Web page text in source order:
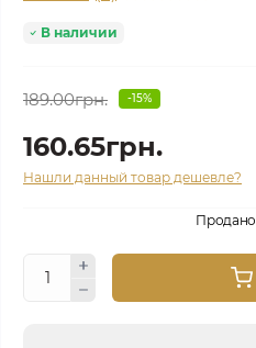
В наличии
189.00грн. -15%
160.65грн.
Нашли данный товар дешевле?
Продано